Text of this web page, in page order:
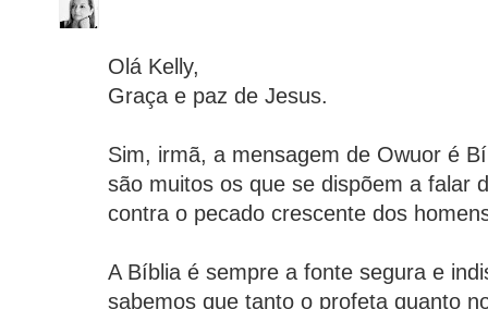
Olá Kelly,
Graça e paz de Jesus.
Sim, irmã, a mensagem de Owuor é
são muitos os que se dispõem a falar
contra o pecado crescente dos
A Bíblia é sempre a fonte segura e
sabemos que tanto o profeta quanto